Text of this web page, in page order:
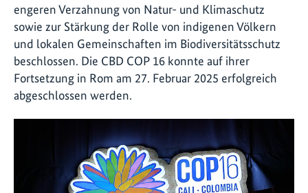
engeren Verzahnung von Natur- und Klimaschutz
sowie zur Stärkung der Rolle von indigenen Völkern
und lokalen Gemeinschaften im Biodiversitätsschutz
beschlossen. Die CBD COP 16 konnte auf ihrer
Fortsetzung in Rom am 27. Februar 2025 erfolgreich
abgeschlossen werden.